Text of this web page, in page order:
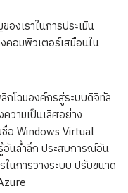
องเราในการประเมิน
คอมพิวเตอร์เสมือนใน
กโฉมองค์กรสู่ระบบดิจิทัล
วามเป็นเลิศอย่าง
อ Windows Virtual
อันล้ำลึก ประสบการณ์อัน
นการวางระบบ ปรับขนาด